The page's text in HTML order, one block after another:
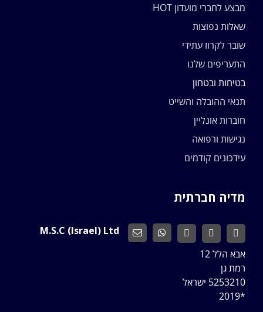
מבצע לחברי מועדון HOT
שאלות נפוצות
שובר לקרוז עתידי
התעריפים שלנו
בטיחות ובטחון
תנאי ההובלה והשייט
חוברות אונליין
נגישות ורפואה
עידכונים קודמים
מדיה חברתית
M.S.C (Israel) Ltd
אבא הלל 12
רמת גן
5253210 ישראל
*2019